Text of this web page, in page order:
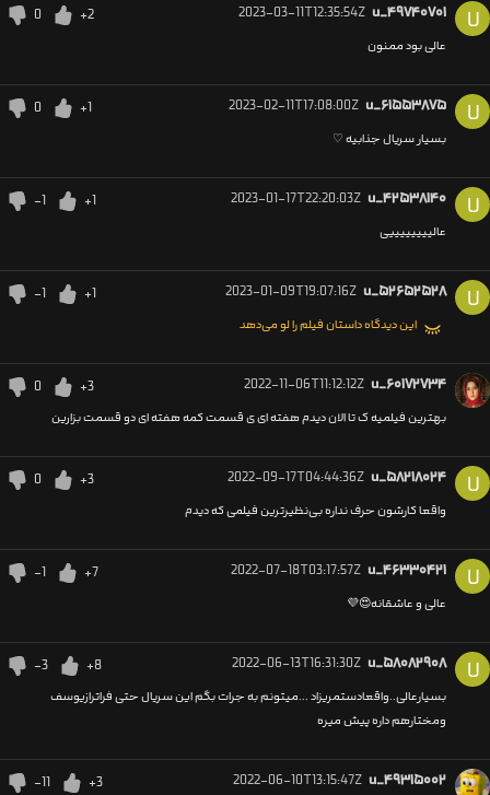
U u_۴۹۷۴۰۷۰۱ 2023-03-11T12:35:54Z
+2
0
عالی بود ممنون
U u_۶۱۵۵۳۸۷۵ 2023-02-11T17:08:00Z
+1
0
بسیار سریال جذابیه ♡
U u_۴۲۵۳۸۱۴۰ 2023-01-17T22:20:03Z
+1
-1
عالییییییییی
U u_۵۲۶۵۲۵۲۸ 2023-01-09T19:07:16Z
+1
-1
این دیدگاه داستان فیلم را لو می‌دهد
u_۶۰۱۷۲۷۳۴ 2022-11-06T11:12:12Z
+3
0
بهترین فیلمیه ک تا الان دیدم هفته ای ی قسمت کمه هفته ای دو قسمت بزارین
U u_۵۸۲۱۸۰۲۴ 2022-09-17T04:44:36Z
+3
0
واقعا کارشون حرف نداره بی‌نظیرترین فیلمی که دیدم
U u_۴۶۳۳۰۴۲۱ 2022-07-18T03:17:57Z
+7
-1
عالی و عاشقانه😍💜
U u_۵۸۰۸۲۹۰۸ 2022-06-13T16:31:30Z
+8
-3
بسیارعالی..واقعادستمریزاد ...میتونم به جرات بگم این سریال حتی فراترازیوسف
ومختارهم داره پیش میره
u_۴۹۳۱۵۰۰۲ 2022-06-10T13:15:47Z
+3
-11